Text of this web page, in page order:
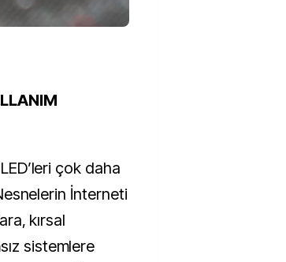
çok daha
İnterneti
kırsal
sistemlere